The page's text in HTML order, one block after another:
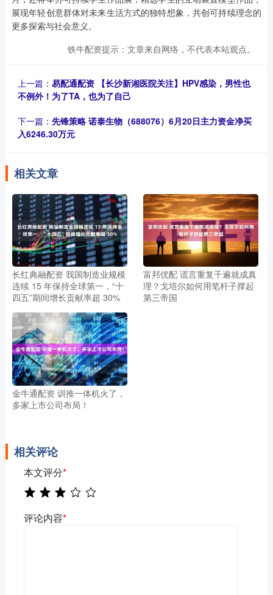
展现年轻创意群体对未来生活方式的独特想象，共创可持续理念的
更多探索与社会意义。
铁牛配资提示：文章来自网络，不代表本站观点。
上一篇： 易配通配资 【长沙新湘医院关注】HPV感染，男性也
不例外！为了TA，也为了自己
下一篇： 先锋策略 诺泰生物（688076）6月20日主力资金净买
入6246.30万元
相关文章
长红典融配资 我国制造业规模
连续 15 年保持全球第一，“十
四五”期间增长贡献率超 30%
富邦优配 谎言重复千遍就成真
理？戈培尔如何用笔杆子撑起
第三帝国
金牛通配资 训推一体机火了，
多家上市公司布局！
相关评论
本文评分*
评论内容*